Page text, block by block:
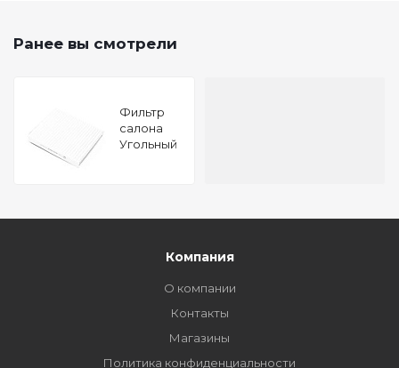
Ранее вы смотрели
Фильтр
салона
Угольный
Компания
О компании
Контакты
Магазины
Политика конфиденциальности